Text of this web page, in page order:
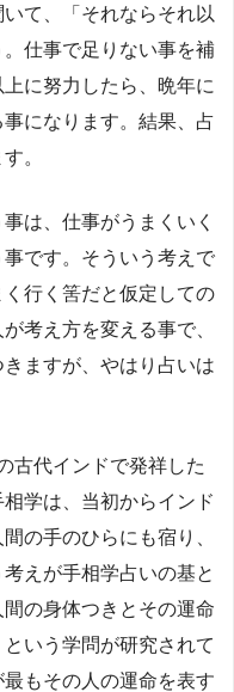
て、「それならそれ以
仕事で足りない事を補
に努力したら、晩年に
になります。結果、占
。
は、仕事がうまくいく
です。そういう考えで
行く筈だと仮定しての
考え方を変える事で、
ますが、やはり占いは
古代インドで発祥した
学は、当初からインド
の手のひらにも宿り、
えが手相学占いの基と
の身体つきとその運命
いう学問が研究されて
もその人の運命を表す